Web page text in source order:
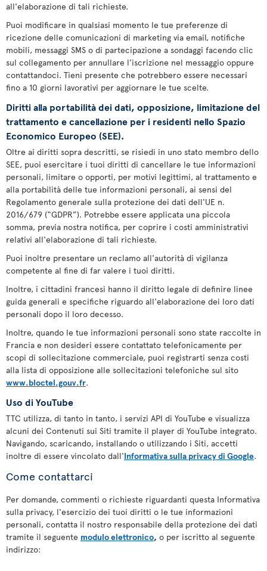
all'elaborazione di tali richieste.
Puoi modificare in qualsiasi momento le tue preferenze di
ricezione delle comunicazioni di marketing via email, notifiche
mobili, messaggi SMS o di partecipazione a sondaggi facendo clic
sul collegamento per annullare l'iscrizione nel messaggio oppure
contattandoci. Tieni presente che potrebbero essere necessari
fino a 10 giorni lavorativi per aggiornare le tue scelte.
Diritti alla portabilità dei dati, opposizione, limitazione del
trattamento e cancellazione per i residenti nello Spazio
Economico Europeo (SEE).
Oltre ai diritti sopra descritti, se risiedi in uno stato membro dello
SEE, puoi esercitare i tuoi diritti di cancellare le tue informazioni
personali, limitare o opporti, per motivi legittimi, al trattamento e
alla portabilità delle tue informazioni personali, ai sensi del
Regolamento generale sulla protezione dei dati dell'UE n.
2016/679 (“GDPR”). Potrebbe essere applicata una piccola
somma, previa nostra notifica, per coprire i costi amministrativi
relativi all'elaborazione di tali richieste.
Puoi inoltre presentare un reclamo all'autorità di vigilanza
competente al fine di far valere i tuoi diritti.
Inoltre, i cittadini francesi hanno il diritto legale di definire linee
guida generali e specifiche riguardo all'elaborazione dei loro dati
personali dopo il loro decesso.
Inoltre, quando le tue informazioni personali sono state raccolte in
Francia e non desideri essere contattato telefonicamente per
scopi di sollecitazione commerciale, puoi registrarti senza costi
alla lista di opposizione alle sollecitazioni telefoniche sul sito
www.bloctel.gouv.fr.
Uso di YouTube
TTC utilizza, di tanto in tanto, i servizi API di YouTube e visualizza
alcuni dei Contenuti sui Siti tramite il player di YouTube integrato.
Navigando, scaricando, installando o utilizzando i Siti, accetti
inoltre di essere vincolato dall'Informativa sulla privacy di Google.
Come contattarci
Per domande, commenti o richieste riguardanti questa Informativa
sulla privacy, l'esercizio dei tuoi diritti o le tue informazioni
personali, contatta il nostro responsabile della protezione dei dati
tramite il seguente modulo elettronico, o per iscritto al seguente
indirizzo: